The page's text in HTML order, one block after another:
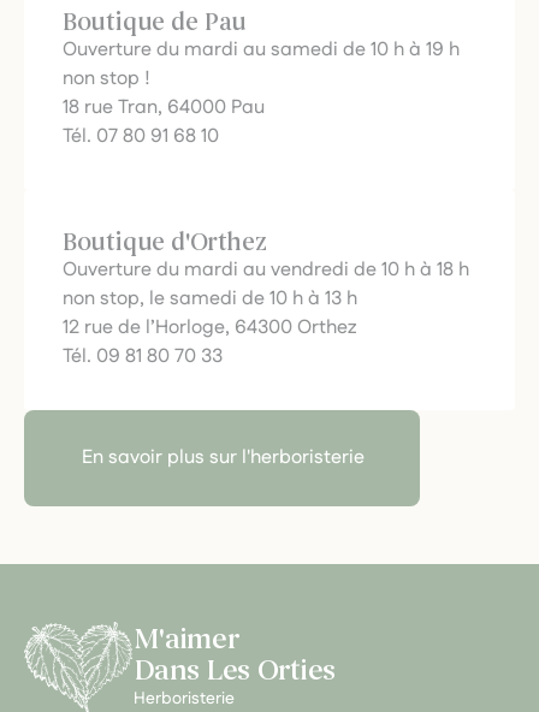
Boutique de Pau
Ouverture du mardi au samedi de 10 h à 19 h
non stop !
18 rue Tran, 64000 Pau
Tél. 07 80 91 68 10
Boutique d'Orthez
Ouverture du mardi au vendredi de 10 h à 18 h
non stop, le samedi de 10 h à 13 h
12 rue de l’Horloge, 64300 Orthez
Tél. 09 81 80 70 33
En savoir plus sur l'herboristerie
M'aimer
Dans Les Orties
Herboristerie